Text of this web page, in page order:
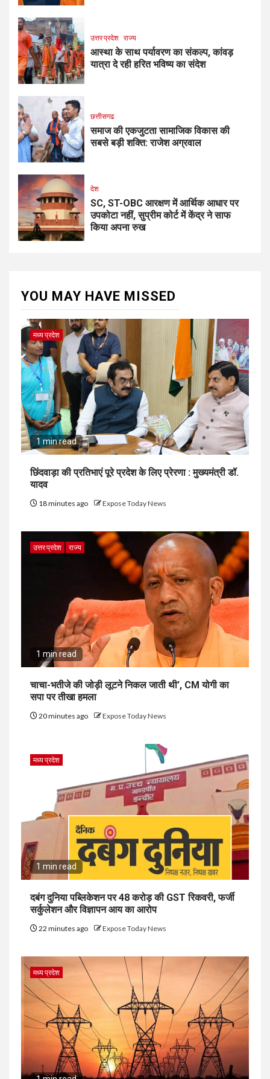
उत्तर प्रदेश राज्य
आस्था के साथ पर्यावरण का संकल्प, कांवड़
यात्रा दे रही हरित भविष्य का संदेश
छत्तीसगढ
समाज की एकजुटता सामाजिक विकास की
सबसे बड़ी शक्ति: राजेश अग्रवाल
देश
SC, ST-OBC आरक्षण में आर्थिक आधार पर
उपकोटा नहीं, सुप्रीम कोर्ट में केंद्र ने साफ
किया अपना रुख
YOU MAY HAVE MISSED
मध्य प्रदेश
1 min read
छिंदवाड़ा की प्रतिभाएं पूरे प्रदेश के लिए प्रेरणा : मुख्यमंत्री डॉ.
यादव
18 minutes ago Expose Today News
उत्तर प्रदेश राज्य
1 min read
चाचा-भतीजे की जोड़ी लूटने निकल जाती थी’, CM योगी का
सपा पर तीखा हमला
20 minutes ago Expose Today News
मध्य प्रदेश
1 min read
दबंग दुनिया पब्लिकेशन पर ₹48 करोड़ की GST रिकवरी, फर्जी
सर्कुलेशन और विज्ञापन आय का आरोप
22 minutes ago Expose Today News
मध्य प्रदेश